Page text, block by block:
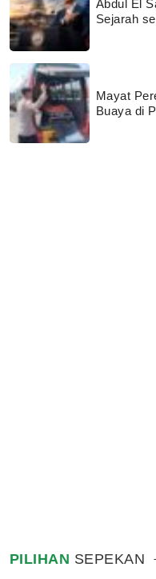
Abdul El
Sejarah
Mayat
Buaya di
PILIHAN SEPEKAN